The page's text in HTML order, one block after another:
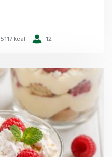
5117 kcal 12